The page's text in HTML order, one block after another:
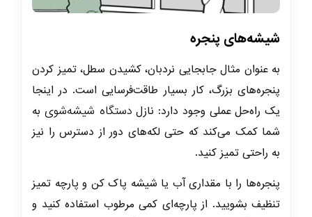
شیشه‌های پنجره
به عنوان مثال جابجایی نردبان، کشیدن سطل، تمیز کردن
پنجره‌های بزرگ، کار بسیار طاقت‌فرسایی است. در اینجا
یک راه‌حل عملی وجود دارد: نازل دستگاه شیشه‌شوی به
شما کمک می‌کند که حتی لکه‌های دور از دسترس را نیز
به راحتی تمیز کنید.
پنجره‌ها را با مقداری آب یا شیشه پاک کن و پارچه تمیز
تنظیف بشویید. از پارچه‌ای کمی مرطوب استفاده کنید و